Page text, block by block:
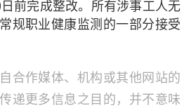
前完成整改。所有涉事工人无
规职业健康监测的一部分接受
合作媒体、机构或其他网站的
递更多信息之目的，并不意味